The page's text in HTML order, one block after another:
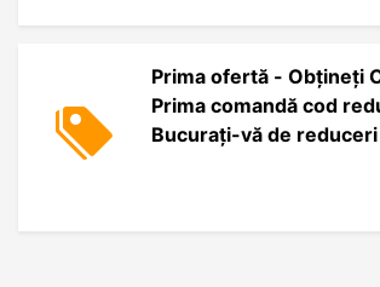
Prima ofertă - Obțineți
Prima comandă cod
Bucurați-vă de